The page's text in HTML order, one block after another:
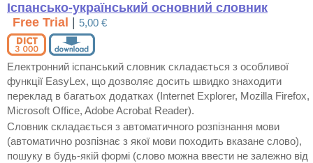
Іспансько-український основний словник
Free Trial
5,00 €
Електронний іспанський словник складається з особливої
функції EasyLex, що дозволяє досить швидко знаходити
переклад в багатьох додатках (Internet Explorer, Mozilla Firefox,
Microsoft Office, Adobe Acrobat Reader).
Словник складається з автоматичного розпізнання мови
(автоматично розпізнає з якої мови походить вказане слово),
пошуку в будь-якій формі (слово можна ввести не залежно від